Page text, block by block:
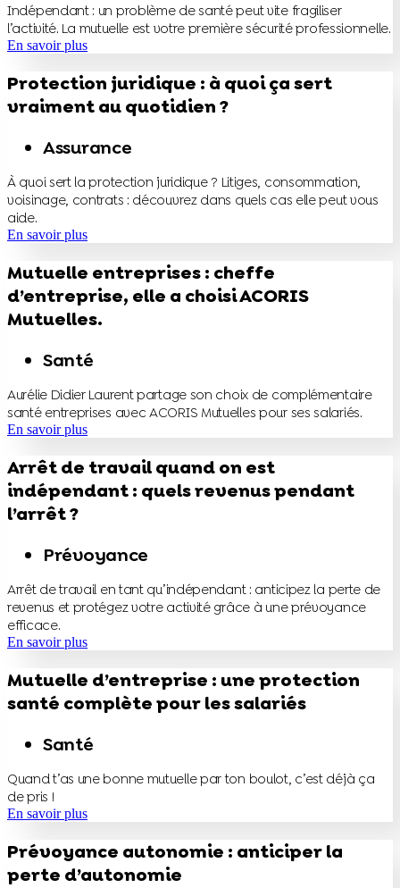
Indépendant : un problème de santé peut vite fragiliser
l’activité. La mutuelle est votre première sécurité professionnelle.
En savoir plus
Protection juridique : à quoi ça sert
vraiment au quotidien ?
Assurance
À quoi sert la protection juridique ? Litiges, consommation,
voisinage, contrats : découvrez dans quels cas elle peut vous
aide.
En savoir plus
Mutuelle entreprises : cheffe
d’entreprise, elle a choisi ACORIS
Mutuelles.
Santé
Aurélie Didier Laurent partage son choix de complémentaire
santé entreprises avec ACORIS Mutuelles pour ses salariés.
En savoir plus
Arrêt de travail quand on est
indépendant : quels revenus pendant
l’arrêt ?
Prévoyance
Arrêt de travail en tant qu’indépendant : anticipez la perte de
revenus et protégez votre activité grâce à une prévoyance
efficace.
En savoir plus
Mutuelle d’entreprise : une protection
santé complète pour les salariés
Santé
Quand t’as une bonne mutuelle par ton boulot, c’est déjà ça
de pris !
En savoir plus
Prévoyance autonomie : anticiper la
perte d’autonomie